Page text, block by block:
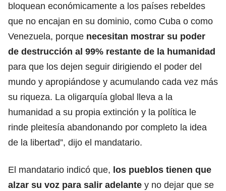
bloquean económicamente a los países rebeldes
que no encajan en su dominio, como Cuba o como
Venezuela, porque necesitan mostrar su poder
de destrucción al 99% restante de la humanidad
para que los dejen seguir dirigiendo el poder del
mundo y apropiándose y acumulando cada vez más
su riqueza. La oligarquía global lleva a la
humanidad a su propia extinción y la política le
rinde pleitesía abandonando por completo la idea
de la libertad”, dijo el mandatario.
El mandatario indicó que, los pueblos tienen que
alzar su voz para salir adelante y no dejar que se